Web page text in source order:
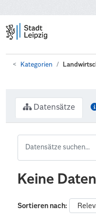
Kategorien
Datensätze
Keine
Sortieren nach